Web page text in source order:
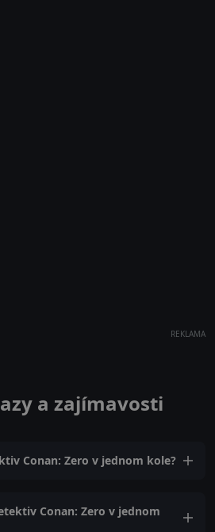
REKLAMA
a zajímavosti
Conan: Zero v jednom kole?
Conan: Zero v jednom